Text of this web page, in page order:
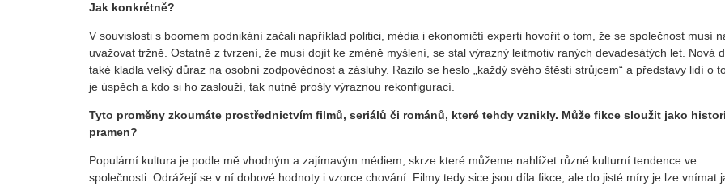
Jak konkrétně?
V souvislosti s boomem podnikání začali například politici, média i ekonomičtí experti hovořit o tom, že se společnost musí
uvažovat tržně. Ostatně z tvrzení, že musí dojít ke změně myšlení, se stal výrazný leitmotiv raných devadesátých let. Nová
také kladla velký důraz na osobní zodpovědnost a zásluhy. Razilo se heslo „každý svého štěstí strůjcem“ a představy lidí o
je úspěch a kdo si ho zaslouží, tak nutně prošly výraznou rekonfigurací.
Tyto proměny zkoumáte prostřednictvím filmů, seriálů či románů, které tehdy vznikly. Může fikce sloužit jako
pramen?
Populární kultura je podle mě vhodným a zajímavým médiem, skrze které můžeme nahlížet různé kulturní tendence ve
společnosti. Odrážejí se v ní dobové hodnoty i vzorce chování. Filmy tedy sice jsou díla fikce, ale do jisté míry je lze vnímat